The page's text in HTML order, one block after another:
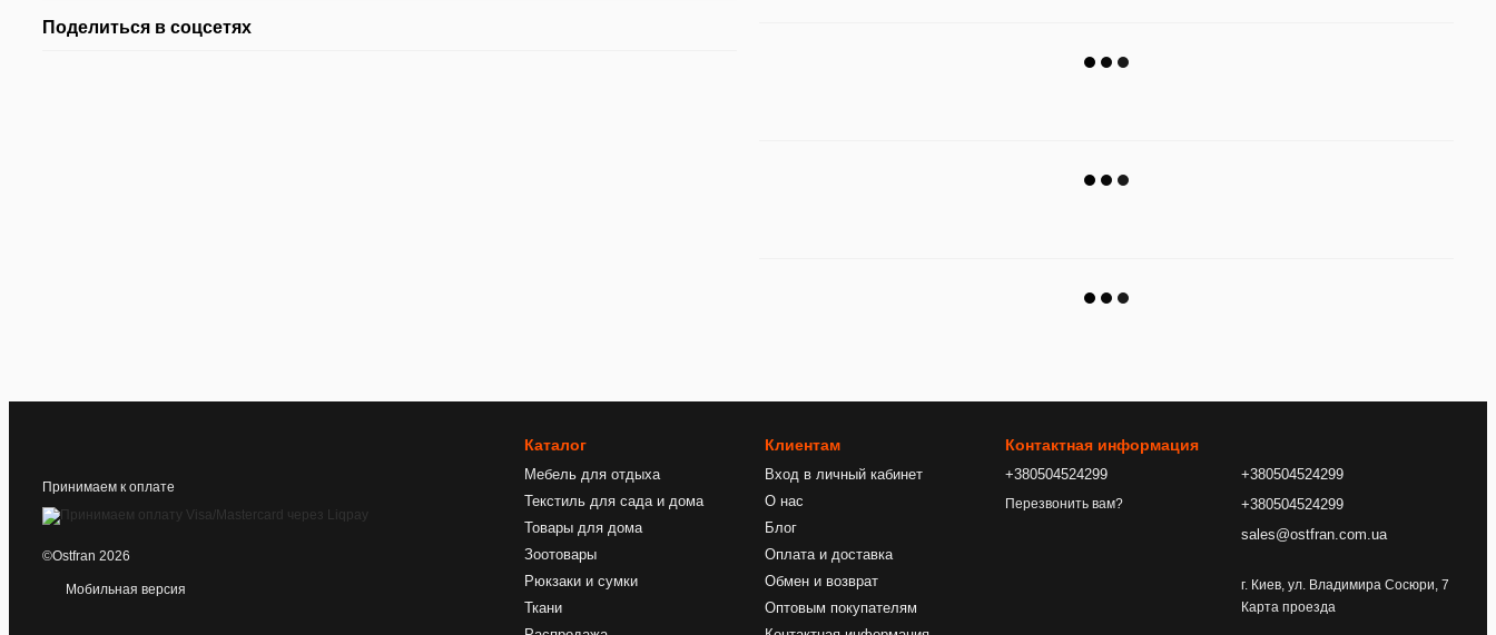
Поделиться в соцсетях
Принимаем к оплате
©Ostfran 2026
Мобильная версия
Каталог
Мебель для отдыха
Текстиль для сада и дома
Товары для дома
Зоотовары
Рюкзаки и сумки
Ткани
Клиентам
Вход в личный кабинет
О нас
Блог
Оплата и доставка
Обмен и возврат
Оптовым покупателям
Контактная информация
+380504524299
Перезвонить вам?
+380504524299
+380504524299
sales@ostfran.com.ua
г. Киев, ул. Владимира Сосюри, 7
Карта проезда